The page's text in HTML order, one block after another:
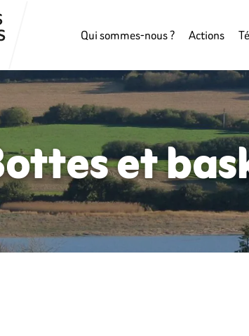
Qui sommes-nous ? Actions
et